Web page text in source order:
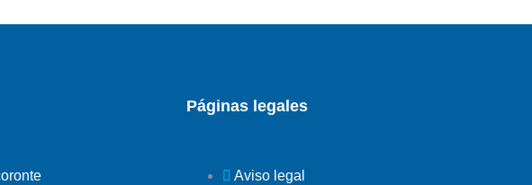
Páginas legales
Aviso legal